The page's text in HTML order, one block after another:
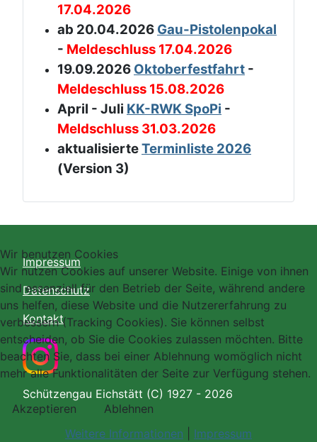
17.04.2026
ab 20.04.2026 Gau-Pistolenpokal
- Meldeschluss 17.04.2026
19.09.2026 Oktoberfestfahrt -
Meldeschluss 15.08.2026
April - Juli KK-RWK SpoPi -
Meldschluss 31.03.2026
aktualisierteTerminliste 2026
(Version 3)
Impressum
Datenschutz
Kontakt
Schützengau Eichstätt (C) 1927 - 2026
Wir benutzen Cookies
Wir nutzen Cookies auf unserer Website. Einige von ihnen
sind essenziell für den Betrieb der Seite, während andere
uns helfen, diese Website und die Nutzererfahrung zu
verbessern (Tracking Cookies). Sie können selbst
entscheiden, ob Sie die Cookies zulassen möchten. Bitte
beachten Sie, dass bei einer Ablehnung womöglich nicht
mehr alle Funktionalitäten der Seite zur Verfügung stehen.
Akzeptieren
Ablehnen
Weitere Informationen
Impressum